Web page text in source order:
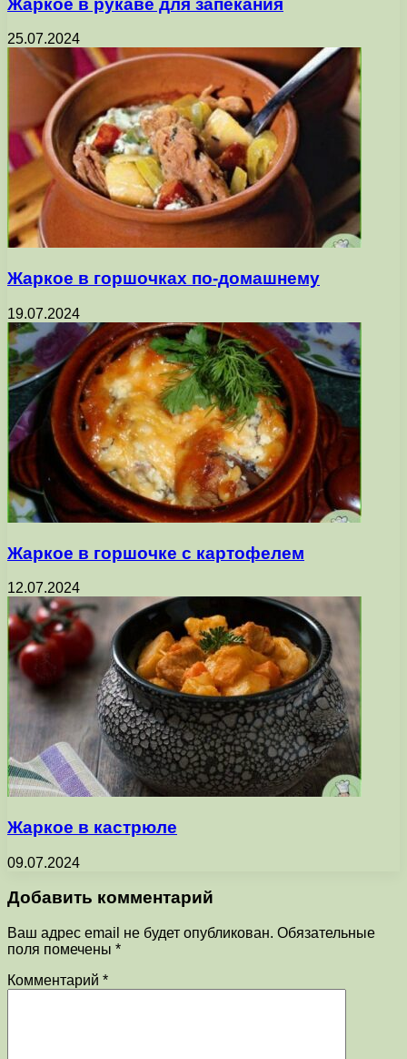
Жаркое в рукаве для запекания
25.07.2024
Жаркое в горшочках по-домашнему
19.07.2024
Жаркое в горшочке с картофелем
12.07.2024
Жаркое в кастрюле
09.07.2024
Добавить комментарий
Ваш адрес email не будет опубликован. Обязательные
поля помечены *
Комментарий *